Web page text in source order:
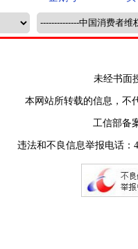
未经书面
本网站所转载的信息，不
工信部备
违法和不良信息举报电话